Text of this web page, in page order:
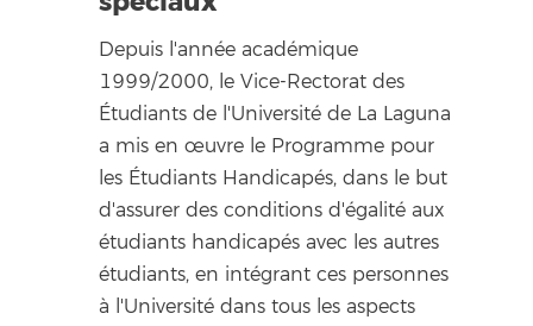
Depuis l'année académique
1999/2000, le Vice-Rectorat des
Étudiants de l'Université de La Laguna
a mis en œuvre le Programme pour
les Étudiants Handicapés, dans le but
d'assurer des conditions d'égalité aux
étudiants handicapés avec les autres
étudiants, en intégrant ces personnes
à l'Université dans tous les aspects